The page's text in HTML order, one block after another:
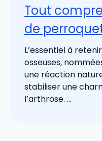
Tout
de
L’essentiel à
osseuses,
une réaction
stabiliser une
l’arthrose. ...